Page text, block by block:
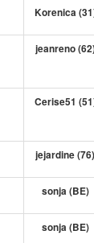
Korenica
jeanreno
Cerise51
jejardine (76)
sonja (BE)
sonja (BE)